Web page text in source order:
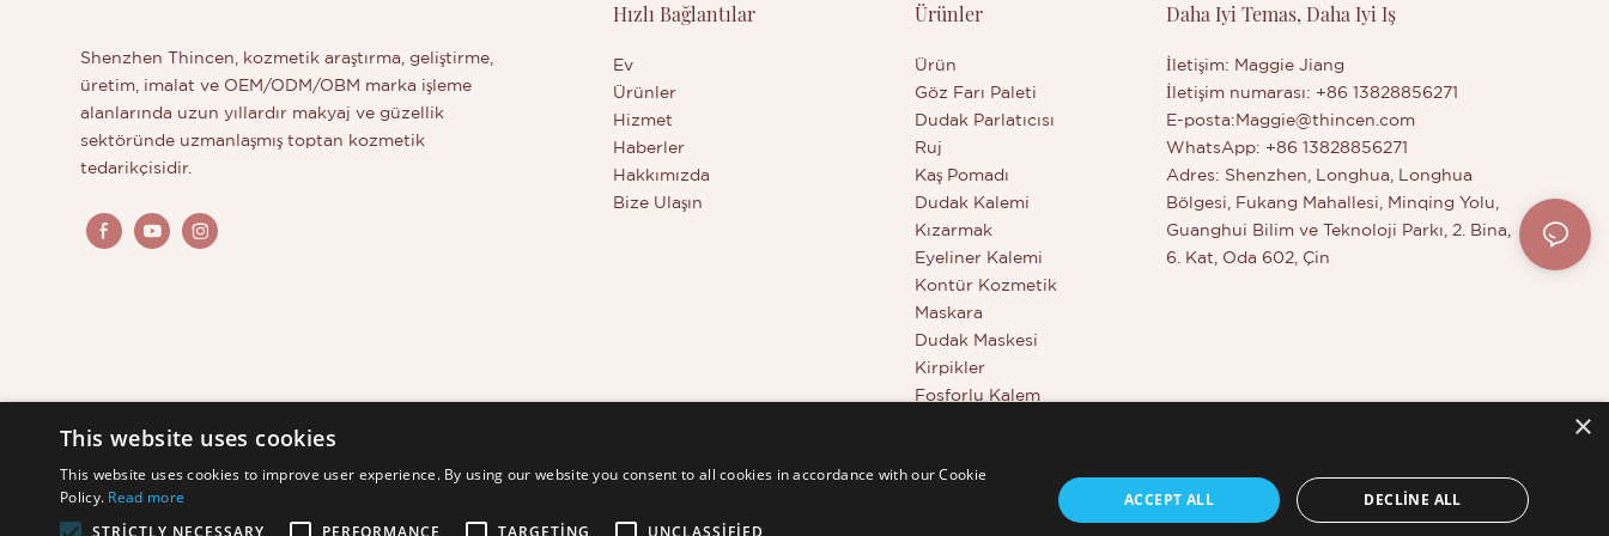
daha fazla bilgi edinmek istiyorsanız
edinmek istiyorsanız bizimle iletişime
Shenzhen Thincen, kozmetik araştırma, geliştirme,
üretim, imalat ve OEM/ODM/OBM marka işleme
alanlarında uzun yıllardır makyaj ve güzellik
sektöründe uzmanlaşmış toptan kozmetik
tedarikçisidir.
Hızlı Bağlantılar
Ev
Ürünler
Hizmet
Haberler
Hakkımızda
Bize Ulaşın
Ürünler
Ürün
Göz Farı Paleti
Dudak Parlatıcısı
Ruj
Kaş Pomadı
Dudak Kalemi
Kızarmak
Eyeliner Kalemi
Kontür Kozmetik
Maskara
Dudak Maskesi
Kirpikler
Fosforlu Kalem
Daha Iyi Temas, Daha Iyi Iş
İletişim: Maggie Jiang
İletişim numarası: +86 13828856271
E-posta: Maggie@thincen.com
WhatsApp: +86 13828856271
Adres: Shenzhen, Longhua, Longhua
Bölgesi, Fukang Mahallesi, Minqing Yolu,
Guanghui Bilim ve Teknoloji Parkı, 2. Bina,
6. Kat, Oda 602, Çin
×
This website uses cookies
This website uses cookies to improve user experience. By using our website you consent to all cookies in accordance with our Cookie
Policy. Read more
STRICTLY NECESSARY
PERFORMANCE TARGETING UNCLASSIFIED
ACCEPT ALL DECLINE ALL